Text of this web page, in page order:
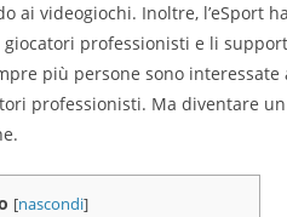
ai videogiochi. Inoltre, l’eSport
professionisti e li
più persone sono
professionisti. Ma diventare
[nascondi]